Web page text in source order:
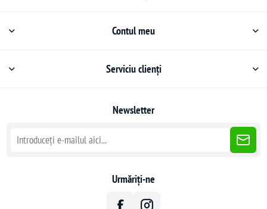
Contul meu
Serviciu clienți
Newsletter
Urmăriți-ne